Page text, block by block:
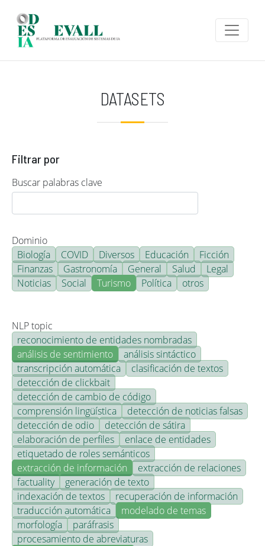
DATASETS
Filtrar por
Buscar palabras clave
Dominio
Biología
COVID Diversos Educación
Ficción
Finanzas
Gastronomía General Salud
Legal
Noticias
Social Turismo Política otros
NLP topic
reconocimiento de entidades nombradas
análisis de sentimiento
análisis sintáctico
transcripción automática
clasificación de textos
detección de clickbait
detección de cambio de código
comprensión lingüística
detección de noticias falsas
detección de odio
detección de sátira
elaboración de perfiles
enlace de entidades
etiquetado de roles semánticos
extracción de información
extracción de relaciones
factuality
generación de texto
indexación de textos
recuperación de información
traducción automática
modelado de temas
morfología
paráfrasis
procesamiento de abreviaturas